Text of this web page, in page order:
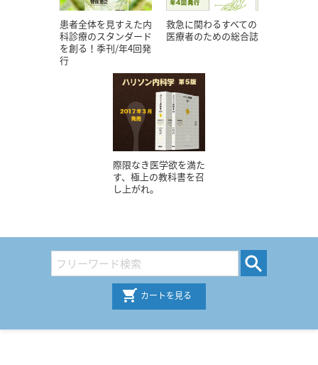
患者全体を見すえた内
科診療のスタンダード
を創る！季刊/年4回発
行
救急に関わるすべての
医療者のための総合誌
際限なき医学欲を満た
す、極上の教科書を召
し上がれ。
カートを見る